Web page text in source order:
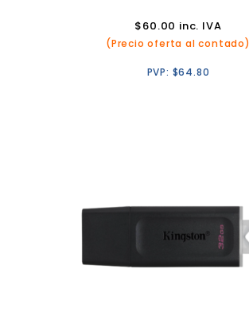
$60.00 inc. IVA
(Precio oferta al contado)
PVP: $64.80